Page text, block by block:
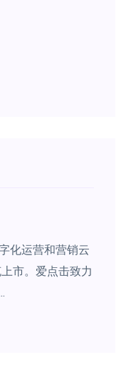
化运营和营销云
市。爱点击致力